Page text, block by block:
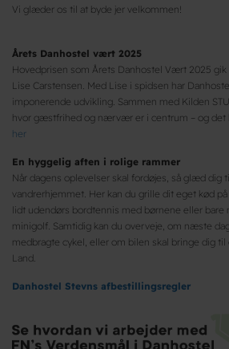
Vi glæder os til at byde jer velkommen!
Årets Danhostel vært 2025
Hovedprisen som Årets Danhostel Vært 2025
Lise Carstensen. Med Lise i spidsen har
imponerende udvikling. Sammen med Kilden
hvor gæstfrihed og nærvær er i centrum – og det
her
En hyggelig aften i rolige rammer
Når dagens oplevelser skal fordøjes, så glæd dig
vandrerhjemmet. Her kan du grille dit eget kød
lidt udendørs bordtennis med børnene eller bare
minigolf. Samtidig kan du overveje, om næste
medbragte cykel, eller om bilen skal bringe dig
Land.
Danhostel Stevns afbestillingsregler